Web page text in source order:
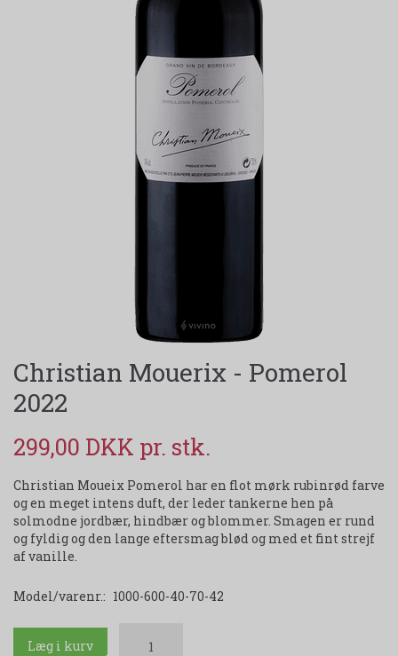
Christian Mouerix - Pomerol
2022
299,00 DKK
Christian Moueix Pomerol har en flot mørk rubinrød farve
og en meget intens duft, der leder tankerne hen på
solmodne jordbær, hindbær og blommer. Smagen er rund
og fyldig og den lange eftersmag blød og med et fint strejf
af vanille.
Model/varenr.: 1000-600-40-70-42
Læg i kurv